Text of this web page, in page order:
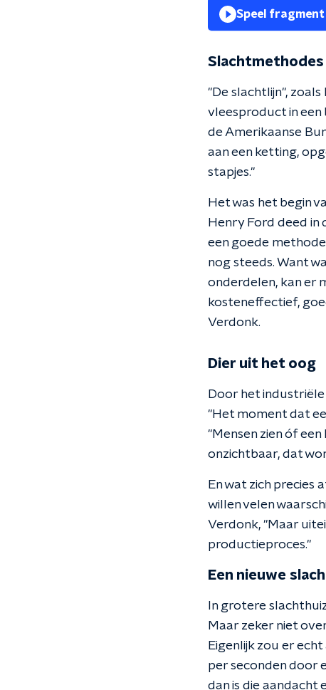
Speel
Slachtmethodes
"De slachtlijn",
vleesproduct in een
de Amerikaanse
aan een ketting,
stapjes."
Het was het begin
Henry Ford deed in
een goede
nog steeds. Want
onderdelen, kan er
kosteneffectief,
Verdonk.
Dier uit het oog
Door het
"Het moment dat
"Mensen zien óf
onzichtbaar, dat
En wat zich precies
willen velen
Verdonk, "Maar
productieproces."
Een nieuwe
In grotere
Maar zeker niet
Eigenlijk zou er
per seconden door
dan is die aandacht